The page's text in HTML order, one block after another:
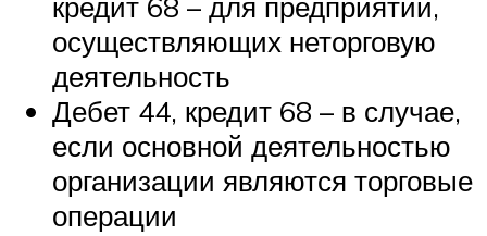
осуществляющих неторговую
деятельность
Дебет 44, кредит 68 – в случае,
если основной деятельностью
организации являются торговые
операции